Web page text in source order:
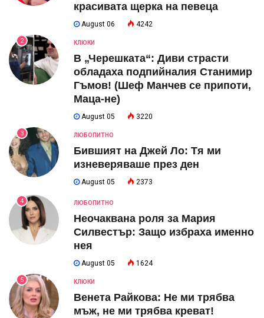
красивата щерка на певеца
August 06 4242
2 КЛЮКИ
В „Черешката“: Диви страсти
обладаха подпийналия Станимир
Гъмов! (Шеф Манчев се припоти,
Маца-не)
August 05 3220
3 ЛЮБОПИТНО
Бившият на Джей Ло: Тя ми
изневеряваше през ден
August 05 2373
4 ЛЮБОПИТНО
Неочаквана роля за Мария
Силвестър: Защо избраха именно
нея
August 05 1624
5 КЛЮКИ
Венета Райкова: Не ми трябва
мъж, не ми трябва креват!